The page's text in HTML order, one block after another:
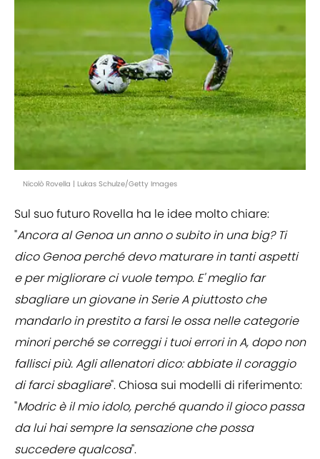
Nicolò Rovella | Lukas Schulze/Getty Images
Sul suo futuro Rovella ha le idee molto chiare:
"Ancora al Genoa un anno o subito in una big? Ti
dico Genoa perché devo maturare in tanti aspetti
e per migliorare ci vuole tempo. E' meglio far
sbagliare un giovane in Serie A piuttosto che
mandarlo in prestito a farsi le ossa nelle categorie
minori perché se correggi i tuoi errori in A, dopo non
fallisci più. Agli allenatori dico: abbiate il coraggio
di farci sbagliare". Chiosa sui modelli di riferimento:
"Modric è il mio idolo, perché quando il gioco passa
da lui hai sempre la sensazione che possa
succedere qualcosa".